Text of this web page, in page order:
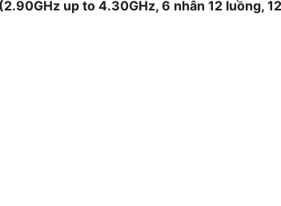
up to 4.30GHz, 6 nhân 12 luồng,